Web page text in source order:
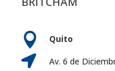
 Quito

Av. 6 de